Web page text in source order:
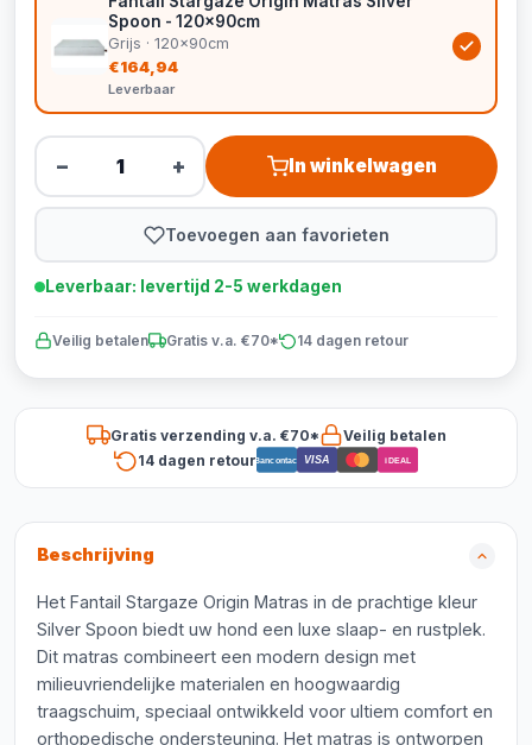
Spoon - 120x90cm
Grijs · 120x90cm
€164,94
Leverbaar
− + In winkelwagen
Toevoegen aan favorieten
Leverbaar: levertijd 2-5 werkdagen
Veilig betalen Gratis v.a. €70* 14 dagen retour
Gratis verzending v.a. €70*
Veilig betalen
14 dagen retourBancontact VISA iDEAL
Beschrijving
Het Fantail Stargaze Origin Matras in de prachtige kleur
Silver Spoon biedt uw hond een luxe slaap- en rustplek.
Dit matras combineert een modern design met
milieuvriendelijke materialen en hoogwaardig
traagschuim, speciaal ontwikkeld voor ultiem comfort en
orthopedische ondersteuning. Het matras is ontworpen